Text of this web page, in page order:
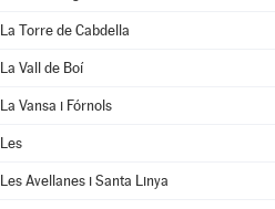
La Torre de Cabdella
La Vall de Boí
La Vansa i Fórnols
Les
Les Avellanes i Santa Linya